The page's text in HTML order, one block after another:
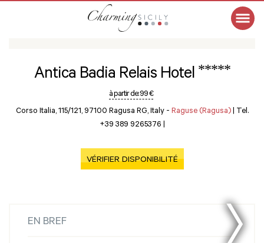
Antica Badia Relais Hotel *****
à partir de:99 €
Corso Italia, 115/121, 97100 Ragusa RG, Italy - Raguse (Ragusa) | Tel.
+39 389 9265376 |
VÉRIFIER DISPONIBILITÉ
EN BREF